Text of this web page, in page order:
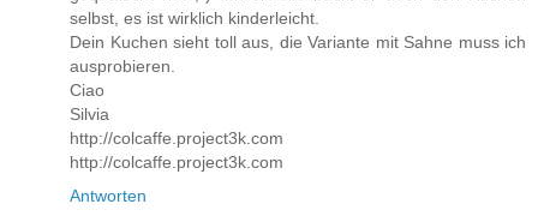
selbst, es ist wirklich kinderleicht.
Dein Kuchen sieht toll aus, die Variante mit Sahne muss ich
ausprobieren.
Ciao
Silvia
http://colcaffe.project3k.com
http://colcaffe.project3k.com
Antworten